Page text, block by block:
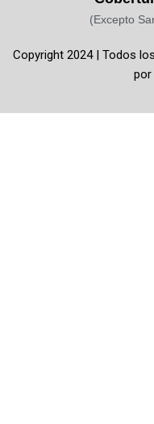
o
-
(Excepto
Copyright 2024 | Todos
por